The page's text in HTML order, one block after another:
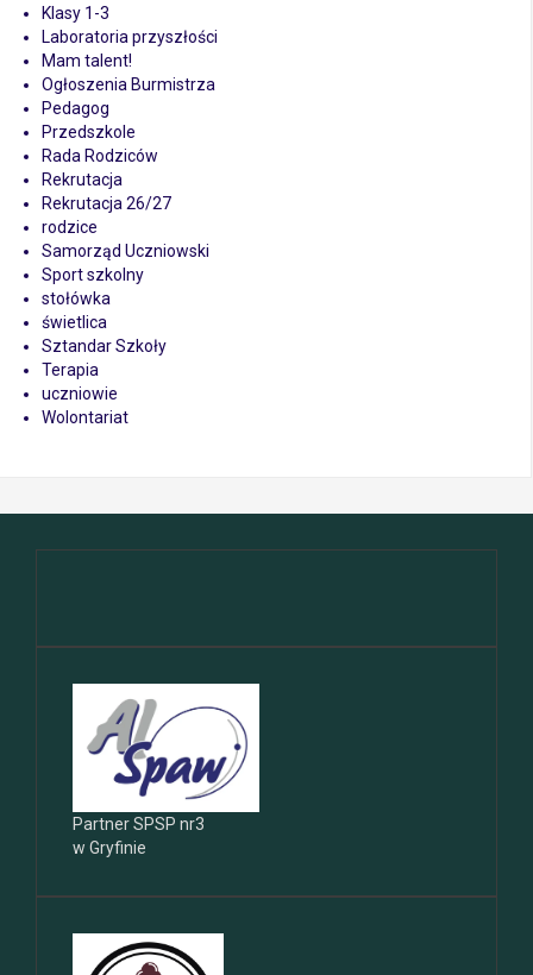
Klasy 1-3
Laboratoria przyszłości
Mam talent!
Ogłoszenia Burmistrza
Pedagog
Przedszkole
Rada Rodziców
Rekrutacja
Rekrutacja 26/27
rodzice
Samorząd Uczniowski
Sport szkolny
stołówka
świetlica
Sztandar Szkoły
Terapia
uczniowie
Wolontariat
Partner SPSP nr3
w Gryfinie